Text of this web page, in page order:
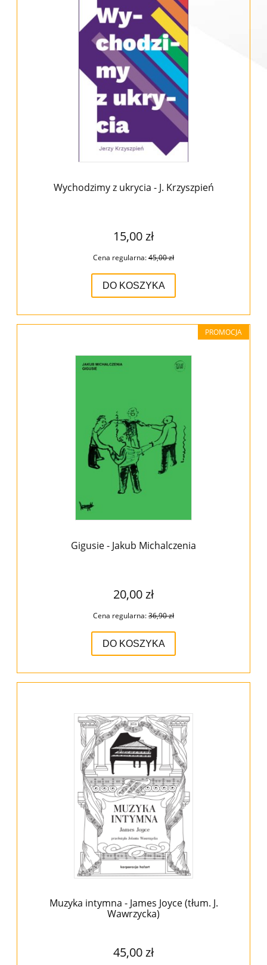
Wychodzimy z ukrycia - J. Krzyszpień
15,00 zł
Cena regularna:45,00 zł
DO KOSZYKA
Gigusie - Jakub Michalczenia
20,00 zł
Cena regularna:36,90 zł
DO KOSZYKA
PROMOCJA
Muzyka intymna - James Joyce (tłum. J.
Wawrzycka)
45,00 zł